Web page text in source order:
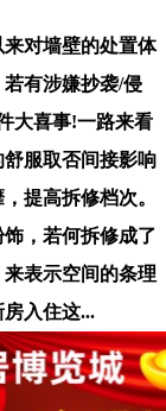
对墙壁的处置体
有涉嫌抄袭/侵
大喜事!一路来看
服取否间接影响
提高拆修档次。
，若何拆修成了
表示空间的条理
入住这...